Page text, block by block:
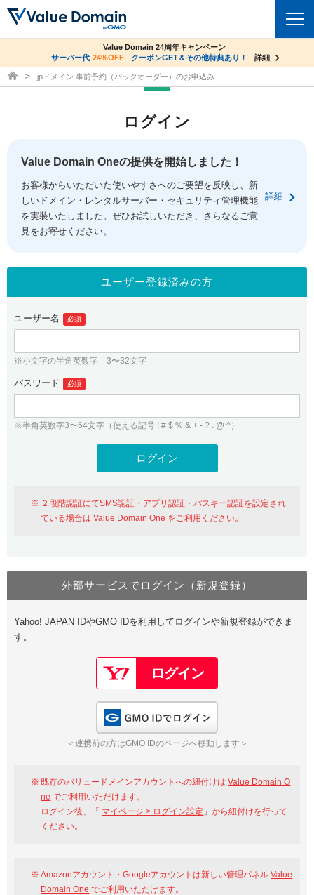
ドメイントップ
ドメイン移管
ドメイン価格一覧
ドメイン一括検索
.jpドメインオークション
gTLDオークション NEW!
.jpドメインバックオーダー
プレミアムドメイン
人気ドメインの種類
WHOIS検索
コアサーバー
バリューサーバー
XREA
セキュリティトップ
Value Domain ネットde診断
SSL証明書
サービストップ
お得意様割引
紹介制度
バリュードメインAPI
ドメイン・ホスティングOEM
facebook
ログイン
従来のバリュードメインをご利用希望の方
Value Domainにログイン
おすすめ One レンタルサーバーを含む最新の機能を使う方
Value Domain Oneにログイン
Google
GMO ID Amazon
※AmazonはValue Domain Oneのログイン画面へ遷移します
ユーザー登録
Value Domain Oneアカウント作成
以下でも登録可能
Google Yahoo!
GMO ID
co.jpドメイン✕コアサーバーV2ビジネス応援キャンペーン
サーバー料金1年間無料
詳細
Value Domain 24周年キャンペーン
サーバー代 24%OFF クーポンGET＆その他特典あり！ 詳細
ドメイン取得ならバリュードメイン
.jpドメイン 事前予約（バックオーダー）のお申込み
ログイン
Value Domain Oneの提供を開始しました！
お客様からいただいた使いやすさへのご要望を反映し、新
しいドメイン・レンタルサーバー・セキュリティ管理機能
を実装いたしました。ぜひお試しいただき、さらなるご意
見をお寄せください。
詳細
ユーザー登録済みの方
ユーザー名 必須
※小文字の半角英数字 3〜32文字
パスワード 必須
※半角英数字3〜64文字（使える記号 ! # $ % & + - ? . @ ^）
２段階認証にてSMS認証・アプリ認証・パスキー認証を設定され
ている場合はValue Domain One をご利用ください。
外部サービスでログイン（新規登録）
Yahoo! JAPAN IDやGMO IDを利用してログインや新規登録ができま
す。
＜連携前の方はGMO IDのページへ移動します＞
既存のバリュードメインアカウントへの紐付けはValue Domain O
ne でご利用いただけます。
ログイン後、「 マイページ > ログイン設定 」から紐付けを行って
ください。
Amazonアカウント・Googleアカウントは新しい管理パネルValue
Domain One でご利用いただけます。